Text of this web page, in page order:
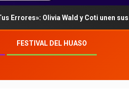
Olivia Wald y Coti unen sus voces
FESTIVAL DEL HUASO